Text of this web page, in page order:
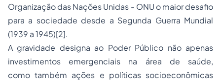
Organização das Nações Unidas - ONU o maior desafio
para a sociedade desde a Segunda Guerra Mundial
(1939 a 1945)[2].
A gravidade designa ao Poder Público não apenas
investimentos emergenciais na área de saúde,
como também ações e políticas socioeconômicas